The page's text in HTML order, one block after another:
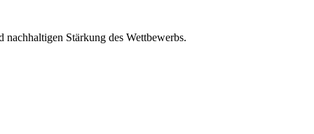
Stärkung des Wettbewerbs.